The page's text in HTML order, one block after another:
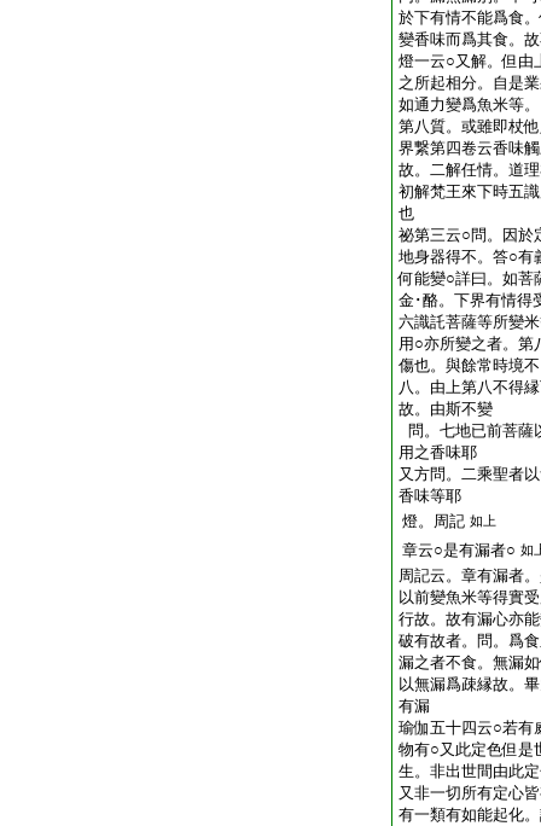
於下有情不能爲食
變香味而爲其食。
燈一云○又解。但由
之所起相分。自是
如通力變爲魚米等
第八質。或雖即杖
界繋第四卷云香味
故。二解任情。道
初解梵王來下時五
也
祕第三云○問。因於
地身器得不。答○有
何能變○詳曰。如菩
金･酪。下界有情得
六識託菩薩等所變
用○亦所變之者。第
傷也。與餘常時境
八。由上第八不得
故。由斯不變
問。七地已前菩薩
用之香味耶
又方問。二乘聖者
香味等耶
燈。周記 如上
章云○是有漏者○ 如
周記云。章有漏者
以前變魚米等得實
行故。故有漏心亦
破有故者。問。爲
漏之者不食。無漏
以無漏爲疎縁故。
有漏
瑜伽五十四云○若有
物有○又此定色但是
生。非出世間由此
又非一切所有定心
有一類有如能起化